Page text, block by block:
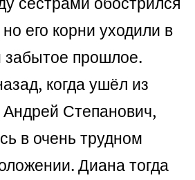
его корни уходили в
забытое прошлое.
когда ушёл из
Степанович,
в очень трудном
Диана тогда